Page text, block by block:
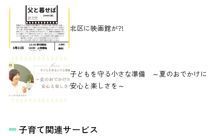
北区に映画館が?!
子どもを守る小さな準備 ～夏のおでかけに
安心と楽しさを～
子育て関連サービス